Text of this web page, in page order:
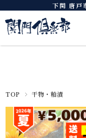
下関 唐戸
TOP 干物・粕漬